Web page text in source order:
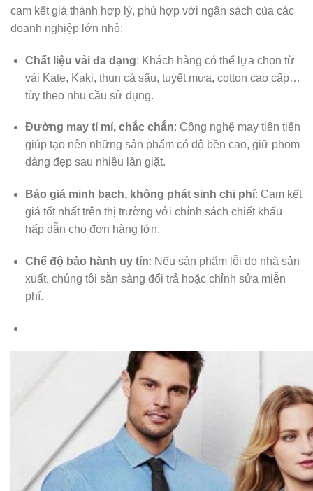
cam kết giá thành hợp lý, phù hợp với ngân sách của các
doanh nghiệp lớn nhỏ:
Chất liệu vải đa dạng: Khách hàng có thể lựa chọn từ
vải Kate, Kaki, thun cá sấu, tuyết mưa, cotton cao cấp…
tùy theo nhu cầu sử dụng.
Đường may tỉ mỉ, chắc chắn: Công nghệ may tiên tiến
giúp tạo nên những sản phẩm có độ bền cao, giữ phom
dáng đẹp sau nhiều lần giặt.
Báo giá minh bạch, không phát sinh chi phí: Cam kết
giá tốt nhất trên thị trường với chính sách chiết khấu
hấp dẫn cho đơn hàng lớn.
Chế độ bảo hành uy tín: Nếu sản phẩm lỗi do nhà sản
xuất, chúng tôi sẵn sàng đổi trả hoặc chỉnh sửa miễn
phí.